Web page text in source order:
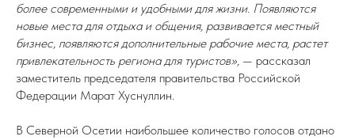
более современными и удобными для жизни. Появляются
новые места для отдыха и общения, развивается местный
бизнес, появляются дополнительные рабочие места, растет
привлекательность региона для туристов», — рассказал
заместитель председателя правительства Российской
Федерации Марат Хуснуллин.
В Северной Осетии наибольшее количество голосов отдано